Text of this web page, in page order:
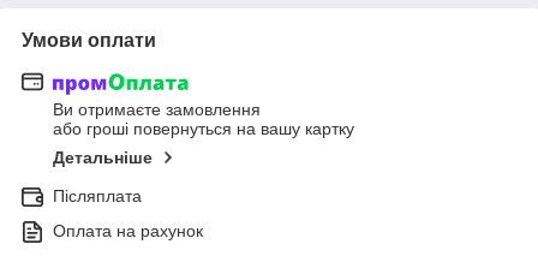
Умови оплати
Ви отримаєте замовлення
або гроші повернуться на вашу картку
Детальніше
Післяплата
Оплата на рахунок